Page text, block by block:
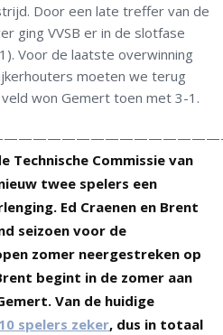
Door een late treffer van de
ging VVSB er in de slotfase
Voor de laatste overwinning
moeten we terug
won Gemert toen met 3-1.
Technische Commissie van
twee spelers een
Ed Craenen en Brent
seizoen voor de
zomer neergestreken op
begint in de zomer aan
Van de huidige
spelers zeker, dus in totaal